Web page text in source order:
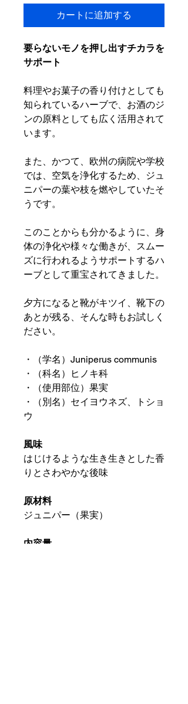
カートに追加する
要らないモノを押し出すチカラを
サポート
料理やお菓子の香り付けとしても
知られているハーブで、お酒のジ
ンの原料としても広く活用されて
います。
また、かつて、欧州の病院や学校
では、空気を浄化するため、ジュ
ニパーの葉や枝を燃やしていたそ
うです。
このことからも分かるように、身
体の浄化や様々な働きが、スムー
ズに行われるようサポートするハ
ーブとして重宝されてきました。
夕方になると靴がキツイ、靴下の
あとが残る、そんな時もお試しく
ださい。
・（学名）Juniperus communis
・（科名）ヒノキ科
・（使用部位）果実
・（別名）セイヨウネズ、トショ
ウ
風味
はじけるような生き生きとした香
りとさわやかな後味
原材料
ジュニパー（果実）
内容量